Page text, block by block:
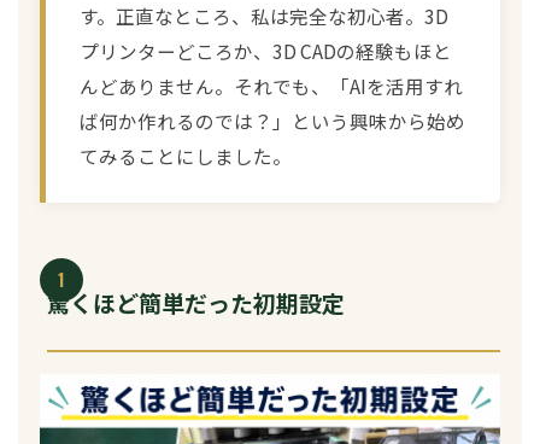
す。正直なところ、私は完全な初心者。3D
プリンターどころか、3D CADの経験もほと
んどありません。それでも、「AIを活用すれ
ば何か作れるのでは？」という興味から始め
てみることにしました。
1
驚くほど簡単だった初期設定